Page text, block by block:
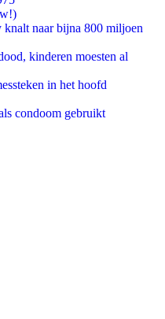
naar bijna 800 miljoen
kinderen moesten al
in het hoofd
condoom gebruikt